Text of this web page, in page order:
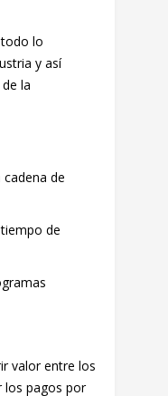
lo
y así
la
de
de
valor entre los
los pagos por